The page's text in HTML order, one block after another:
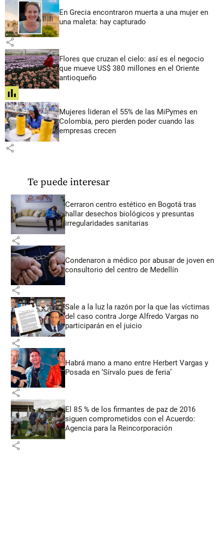
En Grecia encontraron muerta a una mujer en
una maleta: hay capturado
share
Flores que cruzan el cielo: así es el negocio
que mueve US$ 380 millones en el Oriente
antioqueño
share
Mujeres lideran el 55% de las MiPymes en
Colombia, pero pierden poder cuando las
empresas crecen
share
Te puede interesar
Cerraron centro estético en Bogotá tras
hallar desechos biológicos y presuntas
irregularidades sanitarias
share
Condenaron a médico por abusar de joven en
consultorio del centro de Medellín
share
Sale a la luz la razón por la que las víctimas
del caso contra Jorge Alfredo Vargas no
participarán en el juicio
share
Habrá mano a mano entre Herbert Vargas y
Posada en ‘Sírvalo pues de feria’
share
El 85 % de los firmantes de paz de 2016
siguen comprometidos con el Acuerdo:
Agencia para la Reincorporación
share